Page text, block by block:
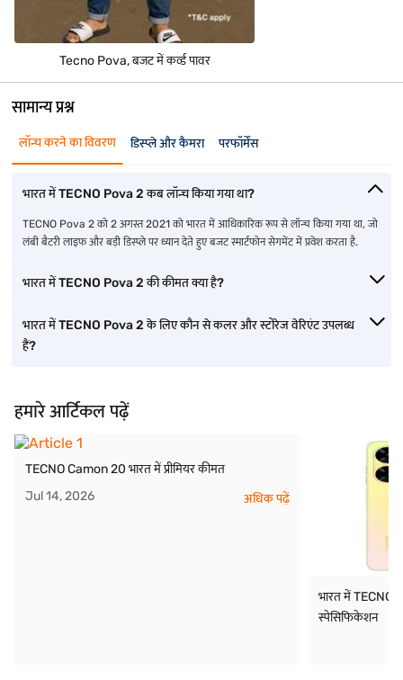
Tecno Pova, बजट में कर्व्ड पावर
सामान्य प्रश्न
लॉन्च करने का विवरण डिस्प्ले और कैमरा परफॉर्मेंस
भारत में TECNO Pova 2 कब लॉन्च किया गया था?
TECNO Pova 2 को 2 अगस्त 2021 को भारत में आधिकारिक रूप से लॉन्च किया गया था, जो
लंबी बैटरी लाइफ और बड़ी डिस्प्ले पर ध्यान देते हुए बजट स्मार्टफोन सेगमेंट में प्रवेश करता है.
भारत में TECNO Pova 2 की कीमत क्या है?
भारत में TECNO Pova 2 के लिए कौन से कलर और स्टोरेज वेरिएंट उपलब्ध
हैं?
हमारे आर्टिकल पढ़ें
TECNO Camon 20 भारत में प्रीमियर कीमत
Jul 14, 2026
अधिक पढ़ें
भारत में TECNO
स्पेसिफिकेशन